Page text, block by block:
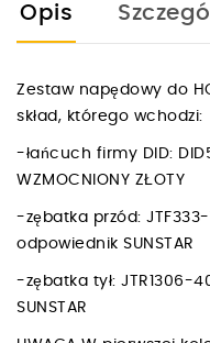
Opis
Zestaw napędowy do
skład, którego wchodzi:
-łańcuch firmy DID:
WZMOCNIONY ZŁOTY
-zębatka przód:
odpowiednik SUNSTAR
-zębatka tył: JTR1306-
SUNSTAR